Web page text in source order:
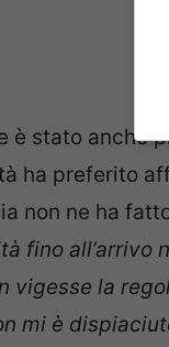
è stato anche
ha preferito
non ne ha
fino
vigesse la
mi è